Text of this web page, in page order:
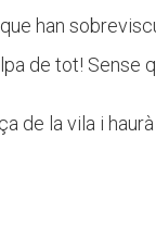
han
de tot! Sense
de la vila i